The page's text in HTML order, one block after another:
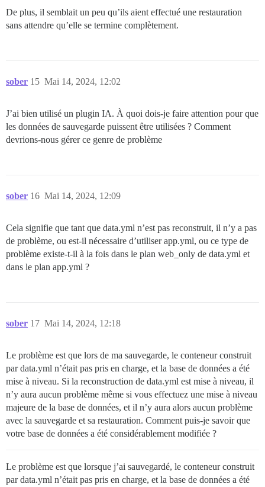
De plus, il semblait un peu qu’ils aient effectué une restauration
sans attendre qu’elle se termine complètement.
sober Mai 14, 2024, 12:02
15
J’ai bien utilisé un plugin IA. À quoi dois-je faire attention pour que
les données de sauvegarde puissent être utilisées ? Comment
devrions-nous gérer ce genre de problème
sober Mai 14, 2024, 12:09
16
Cela signifie que tant que data.yml n’est pas reconstruit, il n’y a pas
de problème, ou est-il nécessaire d’utiliser app.yml, ou ce type de
problème existe-t-il à la fois dans le plan web_only de data.yml et
dans le plan app.yml ?
sober Mai 14, 2024, 12:18
17
Le problème est que lors de ma sauvegarde, le conteneur construit
par data.yml n’était pas pris en charge, et la base de données a été
mise à niveau. Si la reconstruction de data.yml est mise à niveau, il
n’y aura aucun problème même si vous effectuez une mise à niveau
majeure de la base de données, et il n’y aura alors aucun problème
avec la sauvegarde et sa restauration. Comment puis-je savoir que
votre base de données a été considérablement modifiée ?
Le problème est que lorsque j’ai sauvegardé, le conteneur construit
par data.yml n’était pas pris en charge, et la base de données a été